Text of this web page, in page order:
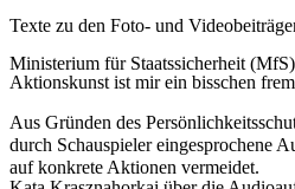
Texte zu den Foto- und
Ministerium für Staatssicherheit
Aktionskunst ist mir ein bisschen
Aus Gründen des
durch Schauspieler eingesprochene
auf konkrete Aktionen vermeidet.